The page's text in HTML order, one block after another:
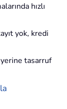
hızlı
yok, kredi
tasarruf